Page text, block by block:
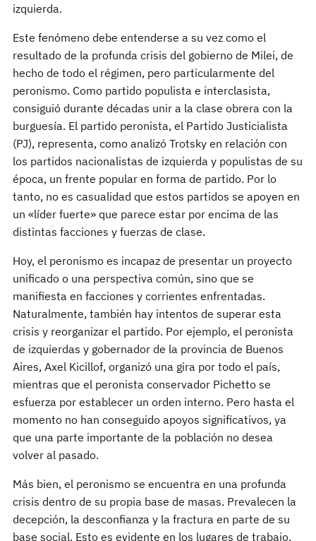
izquierda.
Este fenómeno debe entenderse a su vez como el
resultado de la profunda crisis del gobierno de Milei, de
hecho de todo el régimen, pero particularmente del
peronismo. Como partido populista e interclasista,
consiguió durante décadas unir a la clase obrera con la
burguesía. El partido peronista, el Partido Justicialista
(PJ), representa, como analizó Trotsky en relación con
los partidos nacionalistas de izquierda y populistas de su
época, un frente popular en forma de partido. Por lo
tanto, no es casualidad que estos partidos se apoyen en
un «líder fuerte» que parece estar por encima de las
distintas facciones y fuerzas de clase.
Hoy, el peronismo es incapaz de presentar un proyecto
unificado o una perspectiva común, sino que se
manifiesta en facciones y corrientes enfrentadas.
Naturalmente, también hay intentos de superar esta
crisis y reorganizar el partido. Por ejemplo, el peronista
de izquierdas y gobernador de la provincia de Buenos
Aires, Axel Kicillof, organizó una gira por todo el país,
mientras que el peronista conservador Pichetto se
esfuerza por establecer un orden interno. Pero hasta el
momento no han conseguido apoyos significativos, ya
que una parte importante de la población no desea
volver al pasado.
Más bien, el peronismo se encuentra en una profunda
crisis dentro de su propia base de masas. Prevalecen la
decepción, la desconfianza y la fractura en parte de su
base social. Esto es evidente en los lugares de trabajo,